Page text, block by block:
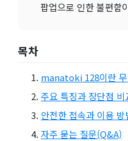
팝업으로 인한 불편함
목차
manatoki 128이란 무
주요 특징과 장단점 비
안전한 접속과 이용 방
자주 묻는 질문(Q&A)